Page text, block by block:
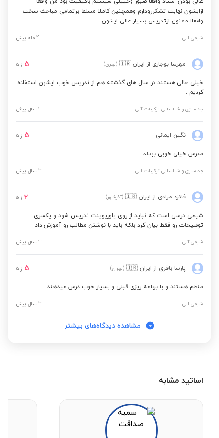
ازایشون نهایت تشکررودارم وهمچنین کاملا مسلط برتمامی مباحث سخت
واقعاا ممنون ازتدریس بسیار عالی ایشون
شیمی آلی 4 ماه پیش
مهرسا بوجاری از ایران 🇮🇷 (تهران) 5 از 5
خیلی عالی هستند در سال های گذشته هم از تدریس خوب ایشون استفاده
کردیم .
جداسازی و شناسایی ترکیبات آلی 1 سال پیش
نگین ایمانی 5 از 5
مدرس خیلی خوبی بودند
جداسازی و شناسایی ترکیبات آلی 3 سال پیش
فائزه مرادی از ایران 🇮🇷 (آذرشهر) 2 از 5
شیمی درسی است که نباید از روی پاورپوینت تدریس شود و یکسری
توضیحات رو فقط بیان کرد بلکه باید با نوشتن مطالب رو آموزش داد
شیمی آلی 3 سال پیش
پارسا باقری از ایران 🇮🇷 (تهران) 5 از 5
منظم هستند و با برنامه ریزی قبلی و بسیار خوب درس میدهند
شیمی آلی 3 سال پیش
مشاهده دیدگاه‌های بیشتر
اساتید مشابه